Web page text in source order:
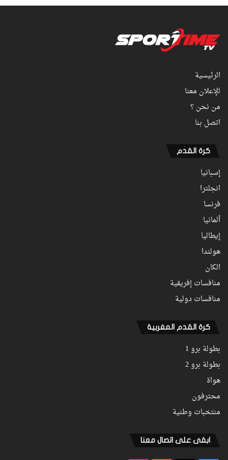
الرئيسية
للإعلان معنا
من نحن ؟
اتصل بنا
كرة القدم
إسبانيا
انجلترا
فرنسا
ألمانيا
إيطاليا
هولندا
الكان
منافسات إفريقية
منافسات دولية
كرة القدم المغربية
بطولة برو 1
بطولة برو 2
هواة
محترفون
منتخبات وطنية
ابقى على اتصال معنا